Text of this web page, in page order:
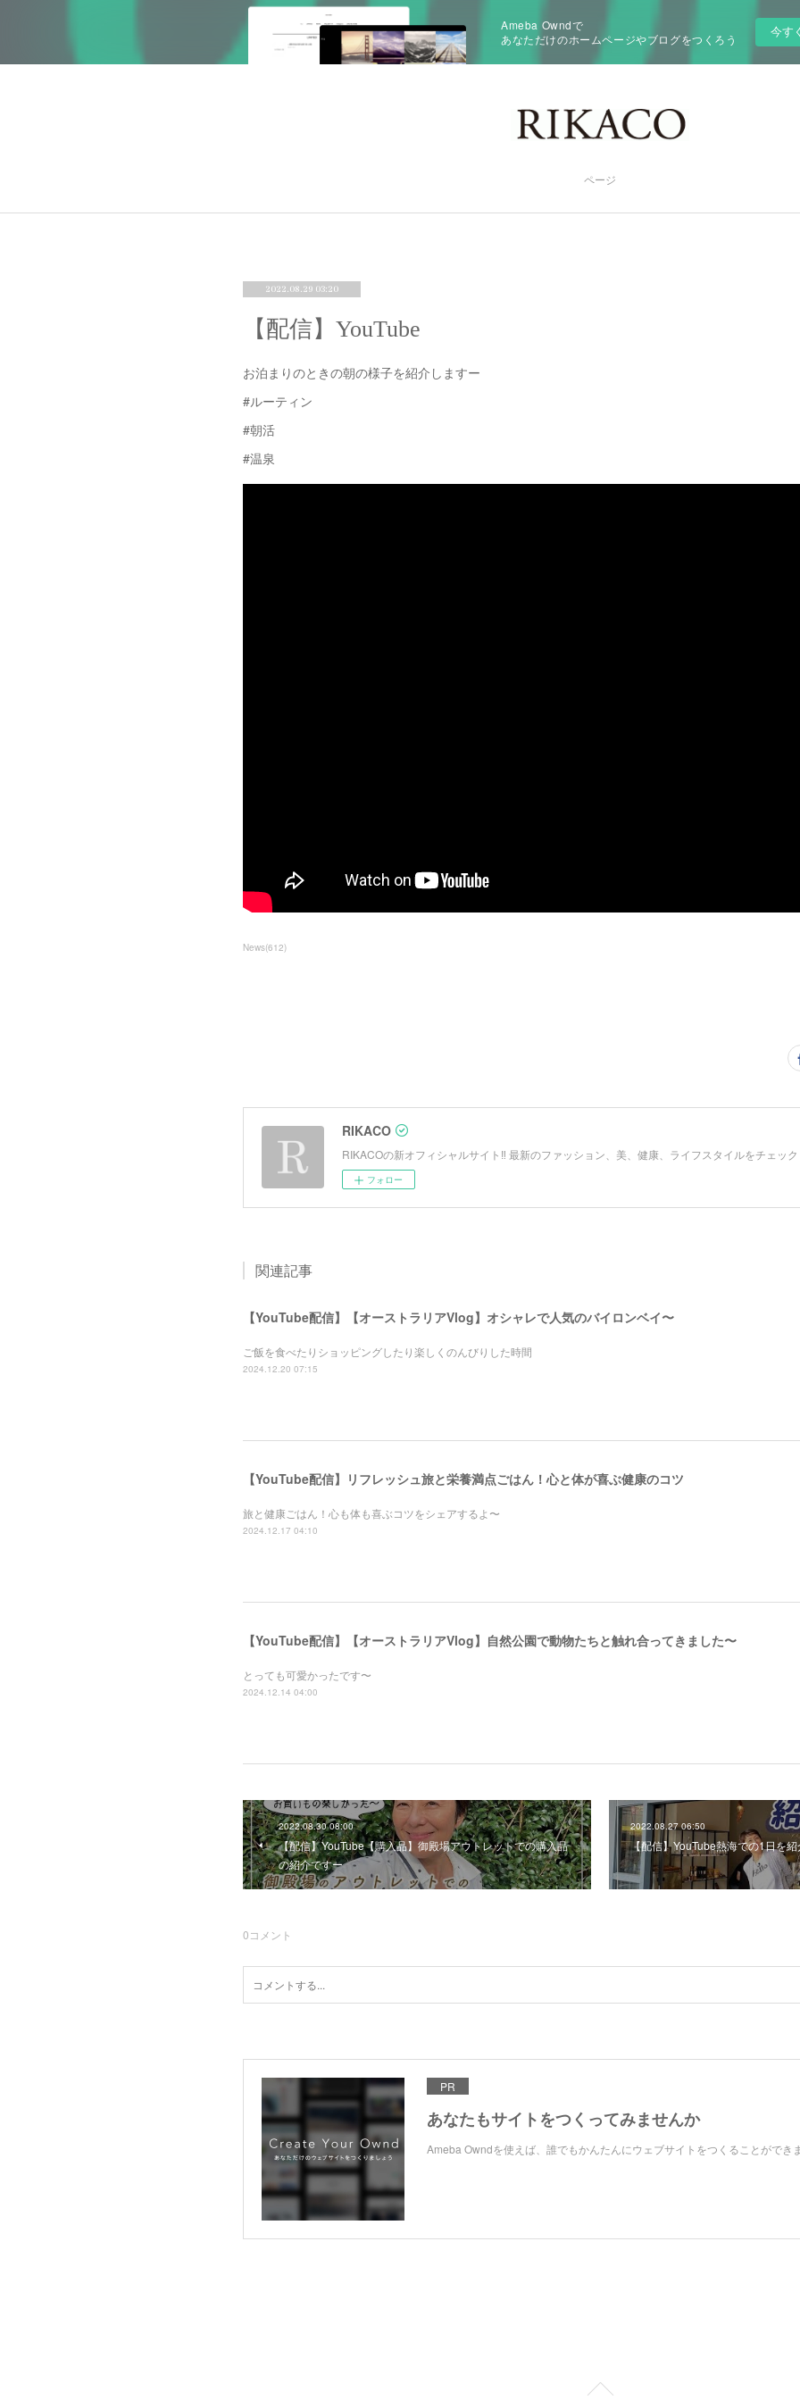
Ameba Owndで
あなただけのホームページやブログをつくろう
今す
ページ
2022.08.29 03:20
【配信】YouTube
お泊まりのときの朝の様子を紹介しますー
#ルーティン
#朝活
#温泉
News(612)
RIKACO
RIKACOの新オフィシャルサイト‼︎ 最新のファッション、美、健康、ライフスタイルをチェッ
フォロー
関連記事
【YouTube配信】【オーストラリアVlog】オシャレで人気のバイロンベイ〜
ご飯を食べたりショッピングしたり楽しくのんびりした時間
2024.12.20 07:15
【YouTube配信】リフレッシュ旅と栄養満点ごはん！心と体が喜ぶ健康のコツ
旅と健康ごはん！心も体も喜ぶコツをシェアするよ〜
2024.12.17 04:10
【YouTube配信】【オーストラリアVlog】自然公園で動物たちと触れ合ってきました〜
とっても可愛かったです〜
2024.12.14 04:00
2022.08.30 08:00
【配信】YouTube【購入品】御殿場アウトレットでの購入品
の紹介ですー
2022.08.27 06:50
【配信】YouTube熱海での1日を
0コメント
PR
あなたもサイトをつくってみませんか
Ameba Owndを使えば、誰でもかんたんにウェブサイトをつくることができ